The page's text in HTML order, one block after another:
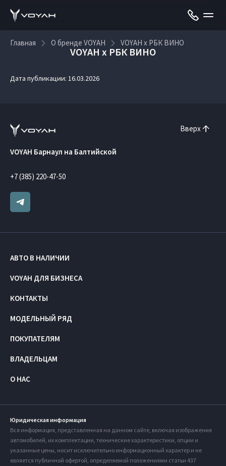
Главная О бренде VOYAH VOYAH x РБК ВИНО
VOYAH x РБК ВИНО
Дата публикации: 16.03.2026
Вверх
VOYAH Барнаул на Балтийской
+7 (385) 220-47-50
АВТО В НАЛИЧИИ
VOYAH ДЛЯ БИЗНЕСА
КОНТАКТЫ
МОДЕЛЬНЫЙ РЯД
ПОКУПАТЕЛЯМ
ВЛАДЕЛЬЦАМ
О НАС
Юридическая информация
Вся информация, представленная на данном сайте, включая изображения
автомобилей, их комплектации, технические характеристики, опции и
указанные цены, носит исключительно информационный характер и не
является публичной офертой, определяемой положениями статьи 437